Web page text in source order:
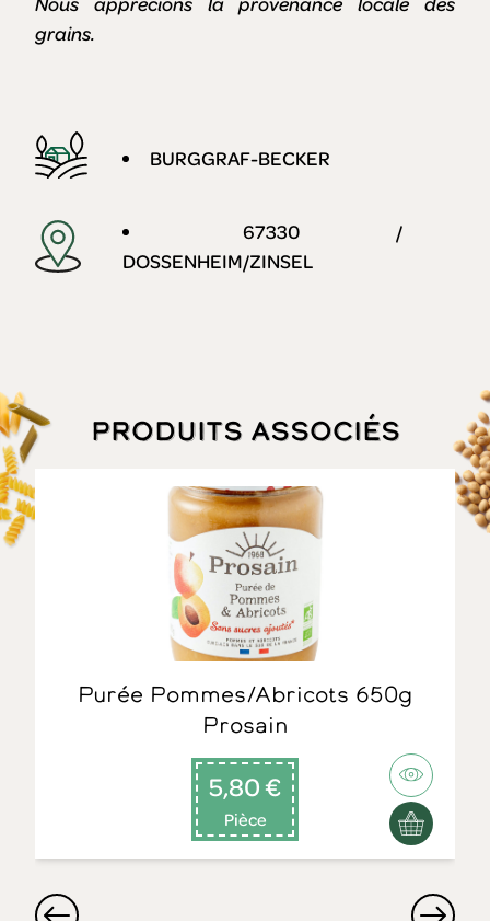
grains.
BURGGRAF-BECKER
67330 /
DOSSENHEIM/ZINSEL
Produits associés
Purée Pommes/Abricots 650g
Prosain
5,80 €
Pièce